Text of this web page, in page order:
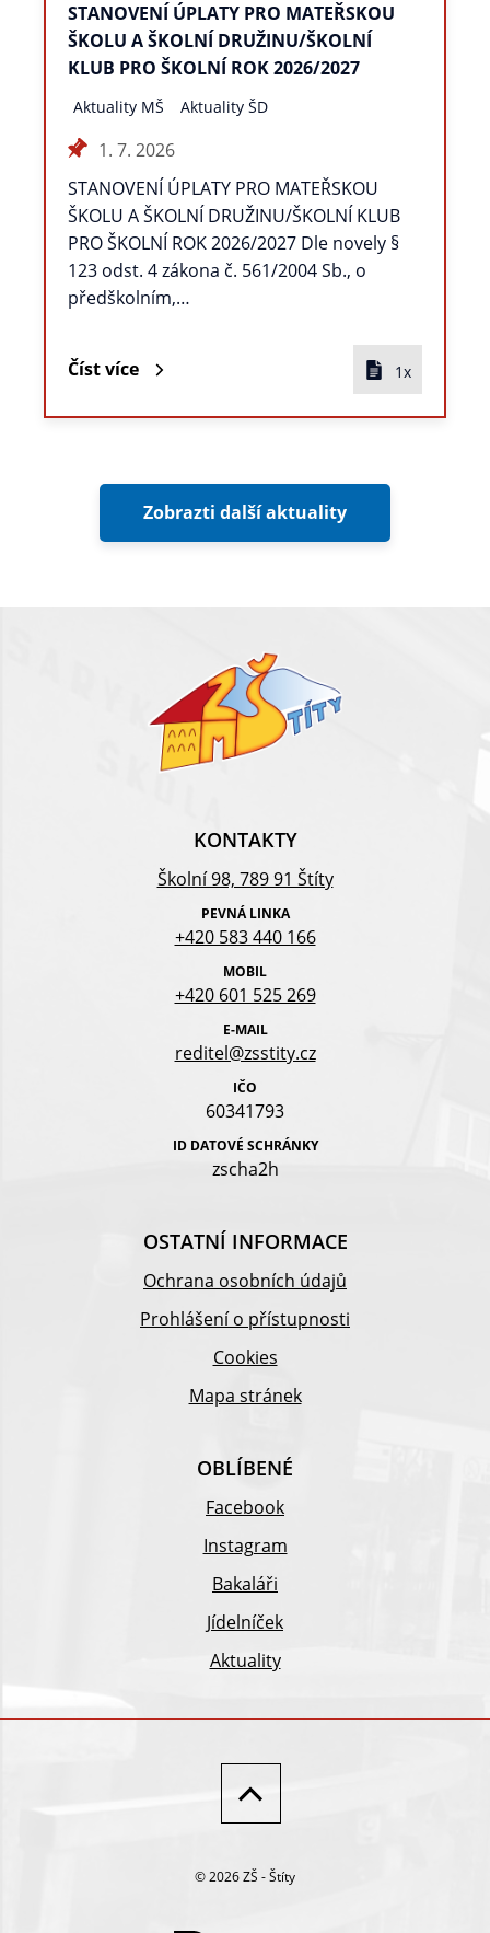
STANOVENÍ ÚPLATY PRO MATEŘSKOU
ŠKOLU A ŠKOLNÍ DRUŽINU/ŠKOLNÍ
KLUB PRO ŠKOLNÍ ROK 2026/2027
Aktuality MŠ Aktuality ŠD
1. 7. 2026
STANOVENÍ ÚPLATY PRO MATEŘSKOU
ŠKOLU A ŠKOLNÍ DRUŽINU/ŠKOLNÍ KLUB
PRO ŠKOLNÍ ROK 2026/2027 Dle novely §
123 odst. 4 zákona č. 561/2004 Sb., o
předškolním,…
Číst více 1x
Zobrazti další aktuality
KONTAKTY
Školní 98, 789 91 Štíty
PEVNÁ LINKA
+420 583 440 166
MOBIL
+420 601 525 269
E-MAIL
reditel@zsstity.cz
IČO
60341793
ID DATOVÉ SCHRÁNKY
zscha2h
OSTATNÍ INFORMACE
Ochrana osobních údajů
Prohlášení o přístupnosti
Cookies
Mapa stránek
OBLÍBENÉ
Facebook
Instagram
Bakaláři
Jídelníček
Aktuality
© 2026 ZŠ - Štíty